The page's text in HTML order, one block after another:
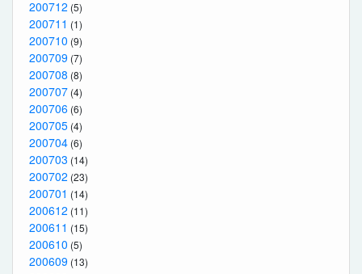
200712 (5)
200711 (1)
200710 (9)
200709 (7)
200708 (8)
200707 (4)
200706 (6)
200705 (4)
200704 (6)
200703 (14)
200702 (23)
200701 (14)
200612 (11)
200611 (15)
200610 (5)
200609 (13)